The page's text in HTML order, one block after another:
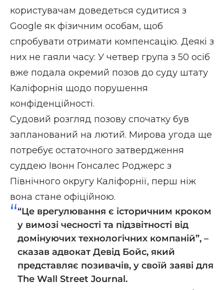
користувачам доведеться судитися з
Google як фізичним особам, щоб
спробувати отримати компенсацію. Деякі з
них не гаяли часу: У четвер група з 50 осіб
вже подала окремий позов до суду штату
Каліфорнія щодо порушення
конфіденційності.
Судовий розгляд позову спочатку був
запланований на лютий. Мирова угода ще
потребує остаточного затвердження
суддею Івонн Гонсалес Роджерс з
Північного округу Каліфорнії, перш ніж
вона стане офіційною.
“Це врегулювання є історичним кроком
у вимозі чесності та підзвітності від
домінуючих технологічних компаній”, –
сказав адвокат Девід Бойс, який
представляє позивачів, у своїй заяві для
The Wall Street Journal.